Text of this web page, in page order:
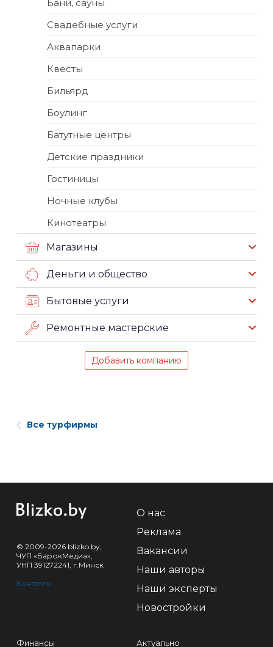
Бани, сауны
Свадебные услуги
Аквапарки
Квесты
Бильярд
Боулинг
Батутные центры
Детские праздники
Гостиницы
Ночные клубы
Кинотеатры
Магазины
Деньги и общество
Бытовые услуги
Ремонтные мастерские
Добавить компанию
Все турфирмы
© 2009-2026 blizko.by,
ЧУП «БарокМедиа»,
УНП 391272241, г.Минск
Контакты
О нас
Реклама
Вакансии
Наши авторы
Наши эксперты
Новостройки
Финансы Актуально